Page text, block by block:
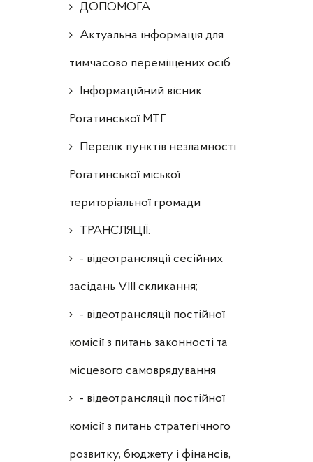
ДОПОМОГА
Актуальна інформація для
тимчасово переміщених осіб
Інформаційний вісник
Рогатинської МТГ
Перелік пунктів незламності
Рогатинської міської
територіальної громади
ТРАНСЛЯЦІЇ:
- відеотрансляції сесійних
засідань VIII скликання;
- відеотрансляції постійної
комісії з питань законності та
місцевого самоврядування
- відеотрансляції постійної
комісії з питань стратегічного
розвитку, бюджету і фінансів,